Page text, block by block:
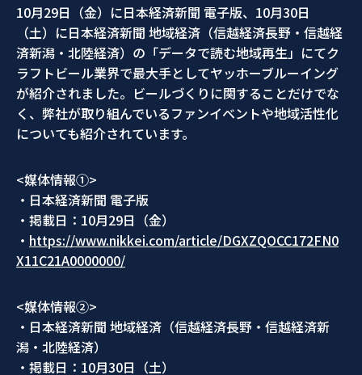
10月29日（金）に日本経済新聞 電子版、10月30日
（土）に日本経済新聞 地域経済（信越経済長野・信越経
済新潟・北陸経済）の「データで読む地域再生」にてク
ラフトビール業界で最大手としてヤッホーブルーイング
が紹介されました。ビールづくりに関することだけでな
く、弊社が取り組んでいるファンイベントや地域活性化
についても紹介されています。
<媒体情報①>
・日本経済新聞 電子版
・掲載日：10月29日（金）
・ https://www.nikkei.com/article/DGXZQOCC172FN0
X11C21A0000000/
<媒体情報②>
・日本経済新聞 地域経済（信越経済長野・信越経済新
潟・北陸経済）
・掲載日：10月30日（土）